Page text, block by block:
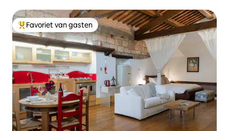
Topfavoriet van gasten
Favoriet van gasten